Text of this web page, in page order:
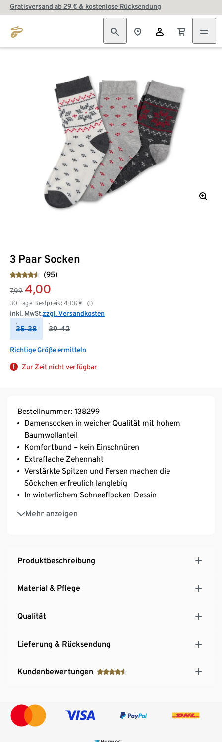
Gratisversand ab 29 € & kostenlose Rücksendung
3 Paar Socken
(95)
7,99 4,00
30-Tage-Bestpreis: 4,00 €
inkl. MwSt.zzgl. Versandkosten
35-38 39-42
Richtige Größe ermitteln
Zur Zeit nicht verfügbar
Bestellnummer: 138299
Damensocken in weicher Qualität mit hohem
Baumwollanteil
Komfortbund – kein Einschnüren
Extraflache Zehennaht
Verstärkte Spitzen und Fersen machen die
Söckchen erfreulich langlebig
In winterlichem Schneeflocken-Dessin
Mehr anzeigen
Mit Elasthan: formbeständig, perfekter Sitz, hoher
Tragekomfort
Produktbeschreibung
Material & Pflege
Qualität
Lieferung & Rücksendung
Kundenbewertungen